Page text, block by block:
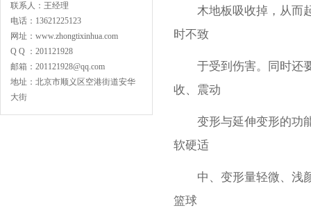
专业舞蹈地板型
联系人：王经理
电话：13621225123
网址：www.zhongtixinhua.com
Q Q ：201121928
邮箱：201121928@qq.com
地址：北京市顺义区空港街道安华
大街
木地板吸收掉，从而起
时不致
于受到伤害。同时还要
收、震动
变形与延伸变形的功能
软硬适
中、变形量轻微、浅颜
篮球